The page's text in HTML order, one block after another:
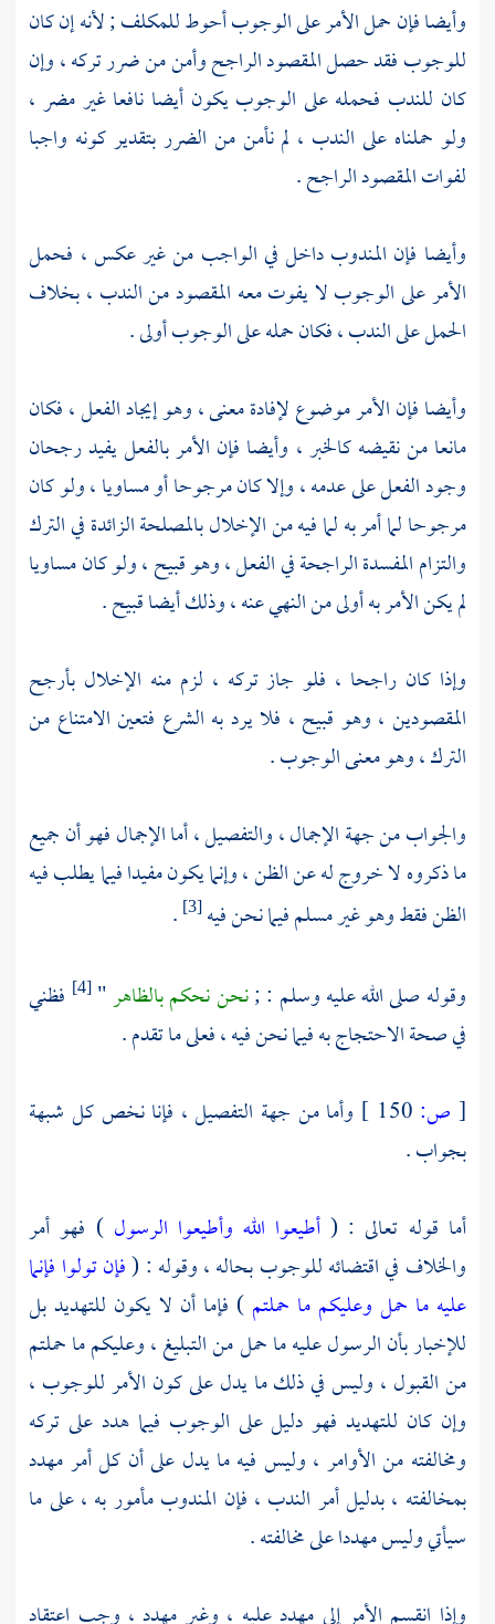
وأيضا فإن حمل الأمر على الوجوب أحوط للمكلف ; لأنه إن كان
للوجوب فقد حصل المقصود الراجح وأمن من ضرر تركه ، وإن
كان للندب فحمله على الوجوب يكون أيضا نافعا غير مضر ،
ولو حملناه على الندب ، لم نأمن من الضرر بتقدير كونه واجبا
لفوات المقصود الراجح .
وأيضا فإن المندوب داخل في الواجب من غير عكس ، فحمل
الأمر على الوجوب لا يفوت معه المقصود من الندب ، بخلاف
الحمل على الندب ، فكان حمله على الوجوب أولى .
وأيضا فإن الأمر موضوع لإفادة معنى ، وهو إيجاد الفعل ، فكان
مانعا من نقيضه كالخبر ، وأيضا فإن الأمر بالفعل يفيد رجحان
وجود الفعل على عدمه ، وإلا كان مرجوحا أو مساويا ، ولو كان
مرجوحا لما أمر به لما فيه من الإخلال بالمصلحة الزائدة في الترك
والتزام المفسدة الراجحة في الفعل ، وهو قبيح ، ولو كان مساويا
لم يكن الأمر به أولى من النهي عنه ، وذلك أيضا قبيح .
وإذا كان راجحا ، فلو جاز تركه ، لزم منه الإخلال بأرجح
المقصودين ، وهو قبيح ، فلا يرد به الشرع فتعين الامتناع من
الترك ، وهو معنى الوجوب .
والجواب من جهة الإجمال ، والتفصيل ، أما الإجمال فهو أن جميع
ما ذكروه لا خروج له عن الظن ، وإنما يكون مفيدا فيما يطلب فيه
الظن فقط وهو غير مسلم فيما نحن فيه[3]
.
وقوله صلى الله عليه وسلم : ;نحن نحكم بالظاهر"
[4]
فظني
في صحة الاحتجاج به فيما نحن فيه ، فعلى ما تقدم .
[ ص:
وأما من جهة التفصيل ، فإنا نخص كل شبهة
بجواب .
أما قوله تعالى : ( أطيعوا الله وأطيعوا الرسول) فهو أمر
والخلاف في اقتضائه للوجوب بحاله ، وقوله : (فإن تولوا فإنما
عليه ما حمل وعليكم ما حملتم ) فإما أن لا يكون للتهديد بل
للإخبار بأن الرسول عليه ما حمل من التبليغ ، وعليكم ما حملتم
من القبول ، وليس في ذلك ما يدل على كون الأمر للوجوب ،
وإن كان للتهديد فهو دليل على الوجوب فيما هدد على تركه
ومخالفته من الأوامر ، وليس فيه ما يدل على أن كل أمر مهدد
بمخالفته ، بدليل أمر الندب ، فإن المندوب مأمور به ، على ما
سيأتي وليس مهددا على مخالفته .